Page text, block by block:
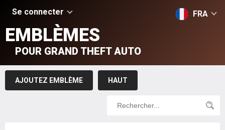
Se connecter FRA
EMBLÈMES
POUR GRAND THEFT AUTO
AJOUTEZ EMBLÈME HAUT